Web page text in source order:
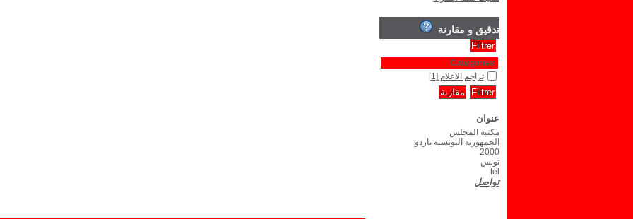
تدقيق و مقارنة
Catégories
تراجم الاعلام [1]
عنوان
مكتبة المجلس
الجمهورية التونسية باردو
2000
تونس
tel
تواصل